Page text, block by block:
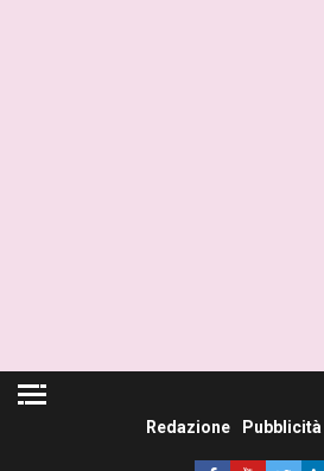
Redazione Pubblicità